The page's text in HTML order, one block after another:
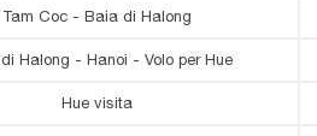
Tam Coc - Baia di Halong
Halong - Hanoi - Volo per Hue
Hue visita